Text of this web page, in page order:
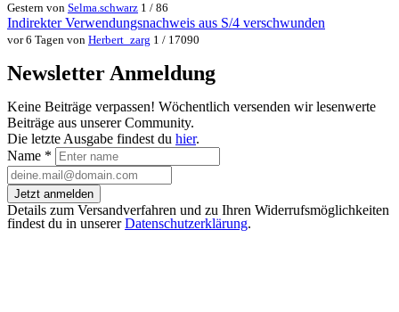
Gestern von Selma.schwarz 1 / 86
Indirekter Verwendungsnachweis aus S/4 verschwunden
vor 6 Tagen von Herbert_zarg 1 / 17090
Newsletter Anmeldung
Keine Beiträge verpassen! Wöchentlich versenden wir lesenwerte
Beiträge aus unserer Community.
Die letzte Ausgabe findest du hier.
Name *
Jetzt anmelden
Details zum Versandverfahren und zu Ihren Widerrufsmöglichkeiten
findest du in unsererDatenschutzerklärung.